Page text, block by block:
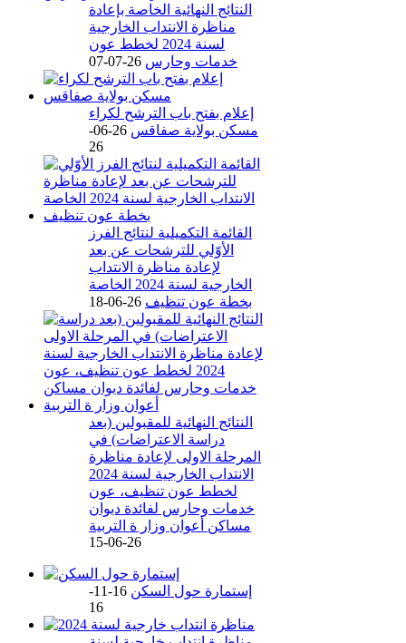
النتائج النهائية الخاصة بإعادة
مناظرة الانتداب الخارجية
لسنة 2024 لخطط عون
خدمات وحارس 26-07-07
إعلام بفتح باب الترشح لكراء
مسكن بولاية صفاقس
26-06-
26
القائمة التكميلية لنتائج الفرز
الأوّلي للترشحات عن بعد
لإعادة مناظرة الانتداب
الخارجية لسنة 2024 الخاصة
بخطة عون تنظيف 26-06-18
النتائج النهائية للمقبولين (بعد
دراسة الاعتراضات) في
المرحلة الاولى لإعادة مناظرة
الانتداب الخارجية لسنة 2024
لخطط عون تنظيف، عون
خدمات وحارس لفائدة ديوان
مساكن أعوان وزار ة التربية
26-06-15
إستمارة حول السكن
16-11-
16